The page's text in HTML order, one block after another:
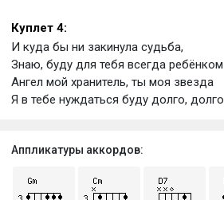
Куплет 4:
И куда бы ни закинула судьба,
Знаю, буду для тебя всегда ребёнком
Ангел мой хранитель, ты моя звезда
Я в тебе нуждаться буду долго, долго.
Аппликатуры аккордов: